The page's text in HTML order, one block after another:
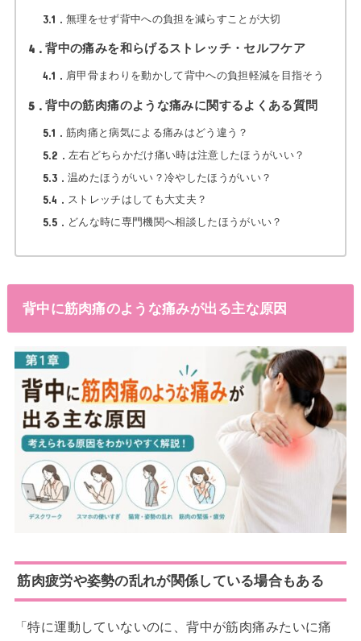
3.1 無理をせず背中への負担を減らすことが大切
4 背中の痛みを和らげるストレッチ・セルフケア
4.1 肩甲骨まわりを動かして背中への負担軽減を目指そう
5 背中の筋肉痛のような痛みに関するよくある質問
5.1 筋肉痛と病気による痛みはどう違う？
5.2 左右どちらかだけ痛い時は注意したほうがいい？
5.3 温めたほうがいい？冷やしたほうがいい？
5.4 ストレッチはしても大丈夫？
5.5 どんな時に専門機関へ相談したほうがいい？
背中に筋肉痛のような痛みが出る主な原因
筋肉疲労や姿勢の乱れが関係している場合もある
「特に運動していないのに、背中が筋肉痛みたいに痛